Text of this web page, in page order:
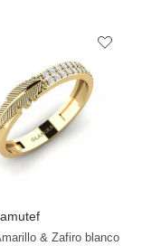
& Zafiro blanco